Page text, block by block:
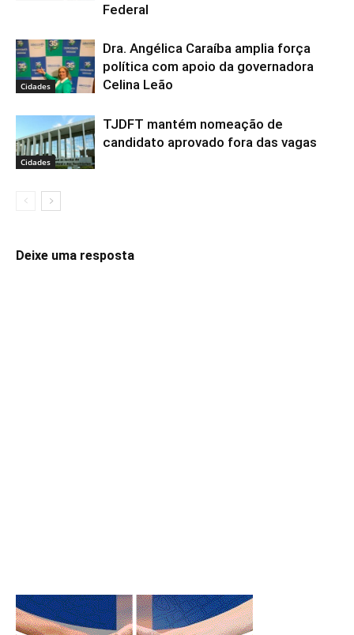
Federal
Cidades
Dra. Angélica Caraíba amplia força
política com apoio da governadora
Celina Leão
Cidades
TJDFT mantém nomeação de
candidato aprovado fora das vagas
Deixe uma resposta